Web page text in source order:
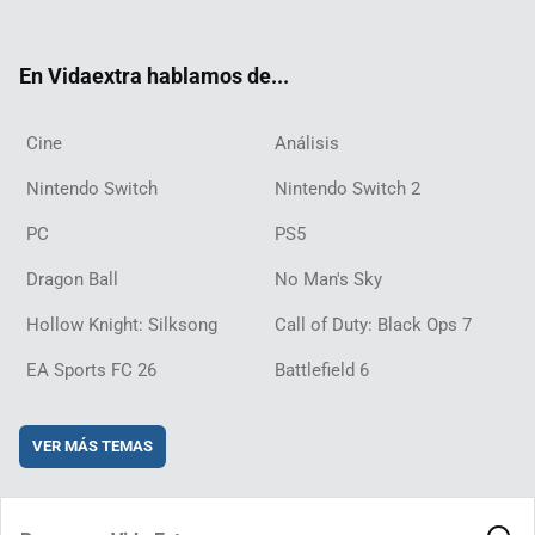
En Vidaextra hablamos de...
Cine Análisis
Nintendo Switch Nintendo Switch 2
PC PS5
Dragon Ball No Man's Sky
Hollow Knight: Silksong Call of Duty: Black Ops 7
EA Sports FC 26 Battlefield 6
VER MÁS TEMAS